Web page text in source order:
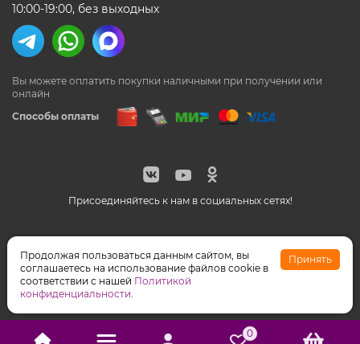
Присоединяйтесь к нам в социальных сетях!
Способы оплаты
Вы можете оплатить покупки наличными при получении или
онлайн
10:00-19:00, без выходных
WhatsApp принадлежат компании Meta, признанной
экстремистской организацией на территории РФ
Продолжая пользоваться данным сайтом, вы
соглашаетесь на использование файлов cookie в
соответствии с нашей Политикой
конфиденциальности.
Принять
0